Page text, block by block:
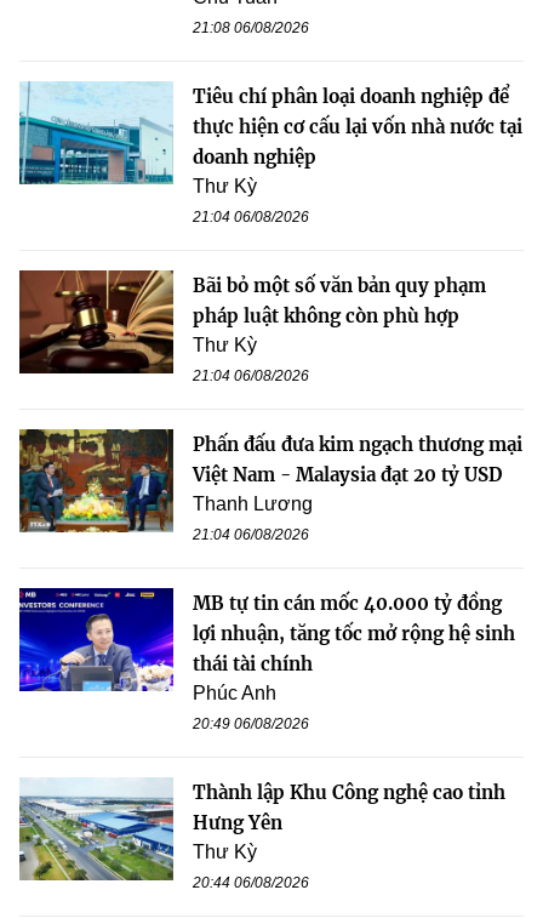
21:08 06/08/2026
Tiêu chí phân loại doanh nghiệp để
thực hiện cơ cấu lại vốn nhà nước tại
doanh nghiệp
Thư Kỳ
21:04 06/08/2026
Bãi bỏ một số văn bản quy phạm
pháp luật không còn phù hợp
Thư Kỳ
21:04 06/08/2026
Phấn đấu đưa kim ngạch thương mại
Việt Nam - Malaysia đạt 20 tỷ USD
Thanh Lương
21:04 06/08/2026
MB tự tin cán mốc 40.000 tỷ đồng
lợi nhuận, tăng tốc mở rộng hệ sinh
thái tài chính
Phúc Anh
20:49 06/08/2026
Thành lập Khu Công nghệ cao tỉnh
Hưng Yên
Thư Kỳ
20:44 06/08/2026